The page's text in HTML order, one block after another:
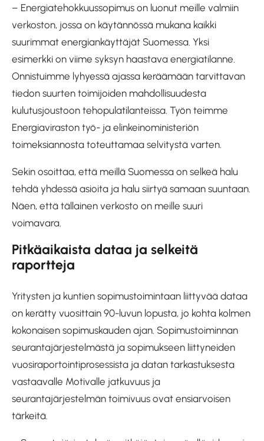
– Energiatehokkuussopimus on luonut meille valmiin
verkoston, jossa on käytännössä mukana kaikki
suurimmat energiankäyttäjät Suomessa. Yksi
esimerkki on viime syksyn haastava energiatilanne.
Onnistuimme lyhyessä ajassa keräämään tarvittavan
tiedon suurten toimijoiden mahdollisuudesta
kulutusjoustoon tehopulatilanteissa. Työn teimme
Energiaviraston työ- ja elinkeinoministeriön
toimeksiannosta toteuttamaa selvitystä varten.
Sekin osoittaa, että meillä Suomessa on selkeä halu
tehdä yhdessä asioita ja halu siirtyä samaan suuntaan.
Näen, että tällainen verkosto on meille suuri
voimavara.
Pitkäaikaista dataa ja selkeitä
raportteja
Yritysten ja kuntien sopimustoimintaan liittyvää dataa
on kerätty vuosittain 90-luvun lopusta, jo kohta kolmen
kokonaisen sopimuskauden ajan. Sopimustoiminnan
seurantajärjestelmästä ja sopimukseen liittyneiden
vuosiraportointiprosessista ja datan tarkastuksesta
vastaavalle Motivalle jatkuvuus ja
seurantajärjestelmän toimivuus ovat ensiarvoisen
tärkeitä.